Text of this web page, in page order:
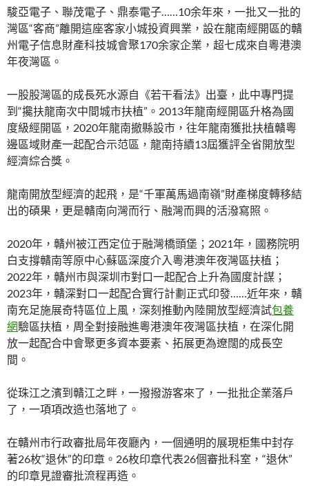
駿亞電子、聯茂電子、鼎泰電子……10余年來，一批又一批的
灣區“客商”離開這座客家小城投資興業，設在龍南經開區的贛
州電子信息財產科技城會聚170余家企業，超七成來自粵港澳
年夜灣區。
一股股灣區的成長死水源自《若干看法》出臺，此中專門提
到“攙扶龍南次中間城市扶植”。2013年龍南經開區升格為國
度級經開區，2020年龍南撤縣設市，往年龍南獲批扶植贛粵
邊區域財產一起配合示范區，龍南持續13屆獲評全省開放型
經濟綜合獎。
龍南開放型經濟的起飛，是“千軍萬馬過南嶺”財產梯度轉移結
出的碩果，更是贛南向灣而行、融灣而興的活潑寫照。
2020年，贛州被江西定位于融灣橋頭堡；2021年，國務院明
白支撐贛南等原中心蘇區深度介入粵港澳年夜灣區扶植；
2022年，贛州市與深圳市對口一起配合上升為國度計謀；
2023年，贛深對口一起配合實行計劃正式印發……近年來，贛
南充足施展奇特區位上風，深刻推動內陸開放型經濟試包養
網驗區扶植，周全對接融進粵港澳年夜灣區扶植，在深化開
放一起配合中會聚更多資本要素、拓展更為遼闊的成長空
間。
從珠江之濱到贛江之畔，一撥撥游客來了，一批批企業落戶
了，一項項改造也落地了。
在贛州市行政審批局年夜廳內，一個通明的展現柜集中封存
著26枚“退休”的印章。26枚印章代表26個審批科室，“退休”
的印章見證審批流程再造。